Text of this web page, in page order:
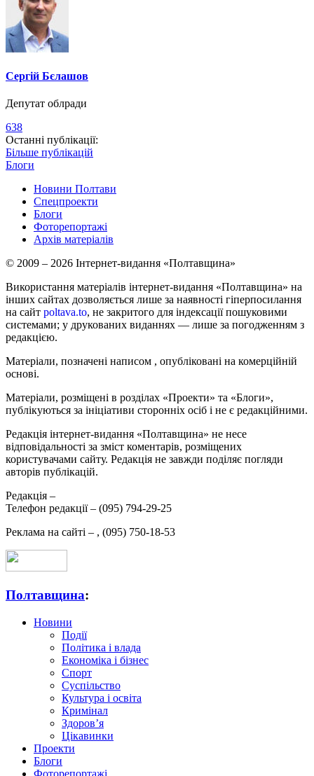
Сергій Бєлашов
Депутат облради
638
Останні публікації:
Більше публікацій
Блоги
Новини Полтави
Спецпроекти
Блоги
Фоторепортажі
Архів матеріалів
© 2009 – 2026 Інтернет-видання «Полтавщина»
Використання матеріалів інтернет-видання «Полтавщина» на
інших сайтах дозволяється лише за наявності гіперпосилання
на сайт poltava.to, не закритого для індексації пошуковими
системами; у друкованих виданнях — лише за погодженням з
редакцією.
Матеріали, позначені написом , опубліковані на комерційній
основі.
Матеріали, розміщені в розділах «Проекти» та «Блоги»,
публікуються за ініціативи сторонніх осіб і не є редакційними.
Редакція інтернет-видання «Полтавщина» не несе
відповідальності за зміст коментарів, розміщених
користувачами сайту. Редакція не завжди поділяє погляди
авторів публікацій.
Редакція –
Телефон редакції – (095) 794-29-25
Реклама на сайті – , (095) 750-18-53
Полтавщина:
Новини
Події
Політика і влада
Економіка і бізнес
Спорт
Суспільство
Культура і освіта
Кримінал
Здоров’я
Цікавинки
Проекти
Блоги
Фоторепортажі